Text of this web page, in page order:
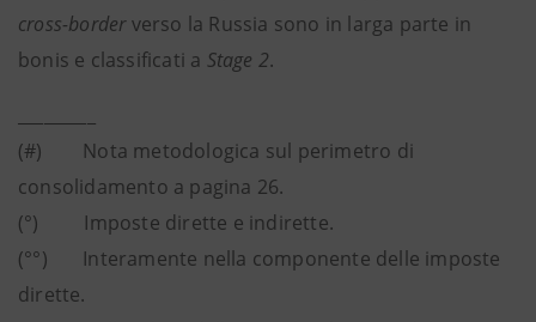
cross-borderverso la Russia sono in larga parte in
bonis e classificati a Stage 2.
(#) Nota metodologica sul perimetro di
consolidamento a pagina 26.
(°) Imposte dirette e indirette.
(°°) Interamente nella componente delle imposte
dirette.